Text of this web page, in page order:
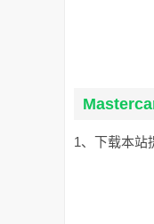
1、下载本站